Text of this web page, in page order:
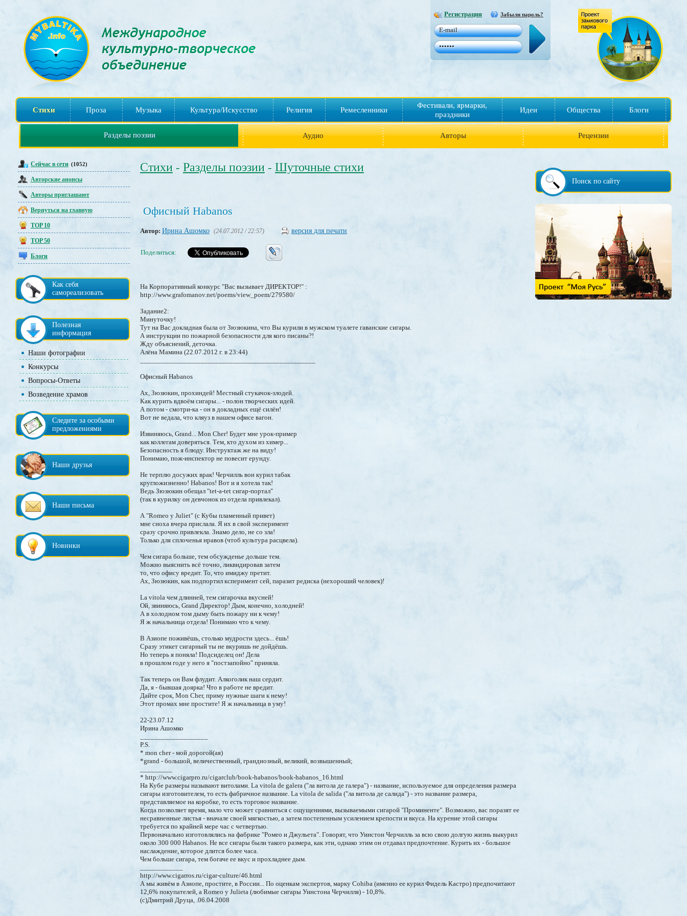
Регистрация Забыли пароль?
Стихи Проза Музыка Культура/Искусство Религия Ремесленники
Фестивали, ярмарки,
праздники
Идеи Общества Блоги
Разделы поэзии Аудио Авторы Рецензии
Сейчас в сети (1052)
Авторские анонсы
Авторы приглашают
Вернуться на главную
TOP 10
TOP 50
Блоги
Как себя
самореализовать
Полезная
информация
Наши фотографии
Конкурсы
Вопросы-Ответы
Возведение храмов
Следите за особыми
предложениями
Наши друзья
Наши письма
Новинки
Поиск по сайту
Стихи - Разделы поэзии - Шуточные стихи
Офисный Habanos
Автор: Ирина Ашомко (24.07.2012 / 22:57) версия для печати
Поделиться:
На Корпоративный конкурс "Вас вызывает ДИРЕКТОР!" :
http://www.grafomanov.net/poems/view_poem/279580/
Задание2:
Минуточку!
Тут на Вас докладная была от Зюзюкина, что Вы курили в мужском туалете гаванские сигары.
А инструкции по пожарной безопасности для кого писаны?!
Жду объяснений, деточка.
Алёна Мамина (22.07.2012 г. в 23:44)
Офисный Habanos
Ах, Зюзюкин, прохиндей! Местный стукачок-злодей.
Как курить вдвоём сигары... - полон творческих идей.
А потом - смотри-ка - он в докладных ещё силён!
Вот не ведала, что кляуз в нашем офисе вагон.
Извиняюсь, Grand... Mon Cher! Будет мне урок-пример
как коллегам доверяться. Тем, кто духом из химер...
Безопасность я блюду. Инструктаж же на виду!
Понимаю, пож-инспектор не повесит ерунду.
Не терплю досужих врак! Черчилль вон курил табак
кругложизненно! Habanos! Вот и я хотела так!
Ведь Зюзюкин обещал "tet-a-tet сигар-портал"
(так в курилку он девчонок из отдела привлекал).
А "Romeo y Juliet" (с Кубы пламенный привет)
мне сноха вчера прислала. Я их в свой эксперимент
сразу срочно привлекла. Знамо дело, не со зла!
Только для сплоченья нравов (чтоб культура расцвела).
Чем сигара больше, тем обсужденье дольше тем.
Можно выяснить всё точно, ликвидировав затем
то, что офису вредит. То, что имиджу претит.
Ах, Зюзюкин, как подпортил ксперимент сей, паразит редиска (нехороший человек)!
La vitola чем длинней, тем сигарочка вкусней!
Ой, звиняюсь, Grand Директор! Дым, конечно, холодней!
А в холодном том дыму быть пожару ни к чему!
Я ж начальница отдела! Понимаю что к чему.
В Азиопе поживёшь, столько мудрости здесь... ёшь!
Сразу этикет сигарный ты не вкуришь не дойдёшь.
Но теперь я поняла! Подсиделец он! Дела
в прошлом годе у него я "постзапойно" приняла.
Так теперь он Вам флудит. Алкоголик наш сердит.
Да, я - бывшая доярка! Что в работе не вредит.
Дайте срок, Mon Cher, приму нужные шаги к нему!
Этот промах мне простите! Я ж начальница в уму!
22-23.07.12
Ирина Ашомко
P.S.
* mon cher - мой дорогой(ая)
*grand - большой, величественный, грандиозный, великий, возвышенный;
* http://www.cigarpro.ru/cigarclub/book-habanos/book-habanos_16.html
На Кубе размеры называют витолами. La vitola de galera ("ла витола де галера") - название, используемое для определения размера
сигары изготовителем, то есть фабричное название. La vitola de salida ("ла витола де салида") - это название размера,
представляемое на коробке, то есть торговое название.
Когда позволяет время, мало что может сравниться с ощущениями, вызываемыми сигарой "Проминенте". Возможно, вас поразят ее
несравненные листья - вначале своей мягкостью, а затем постепенным усилением крепости и вкуса. На курение этой сигары
требуется по крайней мере час с четвертью.
Первоначально изготовлялись на фабрике "Ромео и Джульета". Говорят, что Уинстон Черчилль за всю свою долгую жизнь выкурил
около 300 000 Habanos. He все сигары были такого размера, как эти, однако этим он отдавал предпочтение. Курить их - большое
наслаждение, которое длится более часа.
Чем больше сигара, тем богаче ее вкус и прохладнее дым.
http://www.cigarros.ru/cigar-culture/46.html
А мы живём в Азиопе, простите, в России... По оценкам экспертов, марку Cohiba (именно ее курил Фидель Кастро) предпочитают
12,6% покупателей, а Romeo y Julieta (любимые сигары Уинстона Черчилля) - 10,8%.
(c)Дмитрий Друца, .06.04.2008